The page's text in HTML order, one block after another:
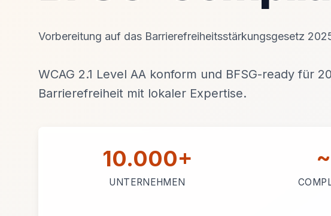
Vorbereitung auf das Barrierefreiheitsstärkungsgesetz
WCAG 2.1 Level AA konform und BFSG-ready für
Barrierefreiheit mit lokaler Expertise.
10.000+
UNTERNEHMEN